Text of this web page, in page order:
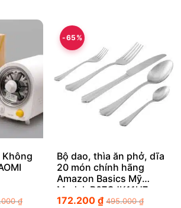
Không
₫
-65%
Bộ dao, thìa ăn phở, dĩa
20 món chính hãng
Amazon Basics Mỹ
Model: B07GJK11H7 –
Đẳng cấp bàn ăn chuẩn
172.200₫ 495.000₫